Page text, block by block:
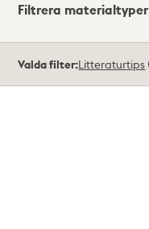
Visningsläge
Filtrera materialtyper
träffar
Valda filter:Litteraturtips